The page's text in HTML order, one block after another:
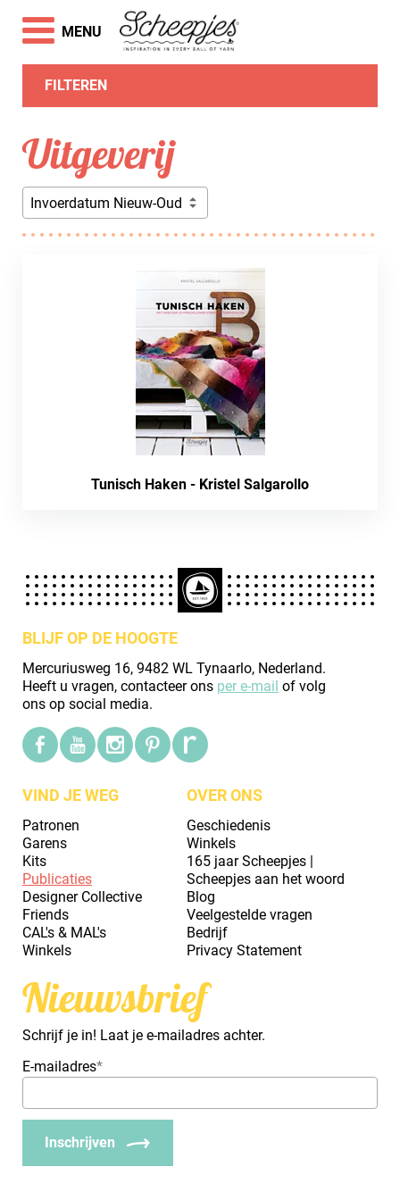
FILTEREN
Uitgeverij
Invoerdatum Nieuw-Oud
Tunisch Haken - Kristel Salgarollo
BLIJF OP DE HOOGTE
Mercuriusweg 16, 9482 WL Tynaarlo, Nederland.
Heeft u vragen, contacteer ons per e-mail of volg
ons op social media.
VIND JE WEG
Patronen
Garens
Kits
Publicaties
Designer Collective
Friends
CAL's & MAL's
Winkels
OVER ONS
Geschiedenis
Winkels
165 jaar Scheepjes |
Scheepjes aan het woord
Blog
Veelgestelde vragen
Bedrijf
Privacy Statement
Nieuwsbrief
Schrijf je in! Laat je e-mailadres achter.
E-mailadres*
Inschrijven
MENU